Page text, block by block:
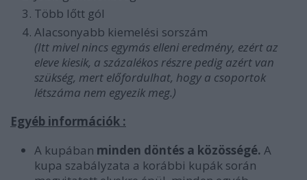
Több lőtt gól
Alacsonyabb kiemelési sorszám
(Itt mivel nincs egymás elleni eredmény, ezért az
eleve kiesik, a százalékos részre pedig azért van
szükség, mert előfordulhat, hogy a csoportok
létszáma nem egyezik meg.)
Egyéb információk :
A kupában minden döntés a közösségé. A
kupa szabályzata a korábbi kupák során